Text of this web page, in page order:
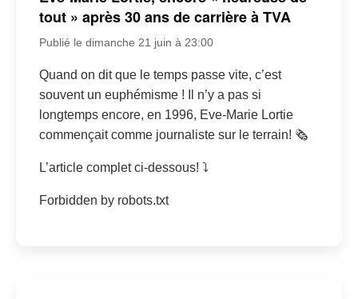
tout » après 30 ans de carrière à TVA
Publié le dimanche 21 juin à 23:00
Quand on dit que le temps passe vite, c’est
souvent un euphémisme ! Il n’y a pas si
longtemps encore, en 1996, Eve-Marie Lortie
commençait comme journaliste sur le terrain! 🗞
L’article complet ci-dessous! ⤵
Forbidden by robots.txt